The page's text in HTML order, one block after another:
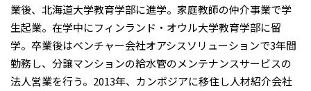
業後、北海道大学教育学部に進学。家庭教師の仲介事業で学
生起業。在学中にフィンランド・オウル大学教育学部に留
学。卒業後はベンチャー会社オアシスソリューションで3年間
勤務し、分譲マンションの給水管のメンテナンスサービスの
法人営業を行う。2013年、カンボジアに移住し人材紹介会社